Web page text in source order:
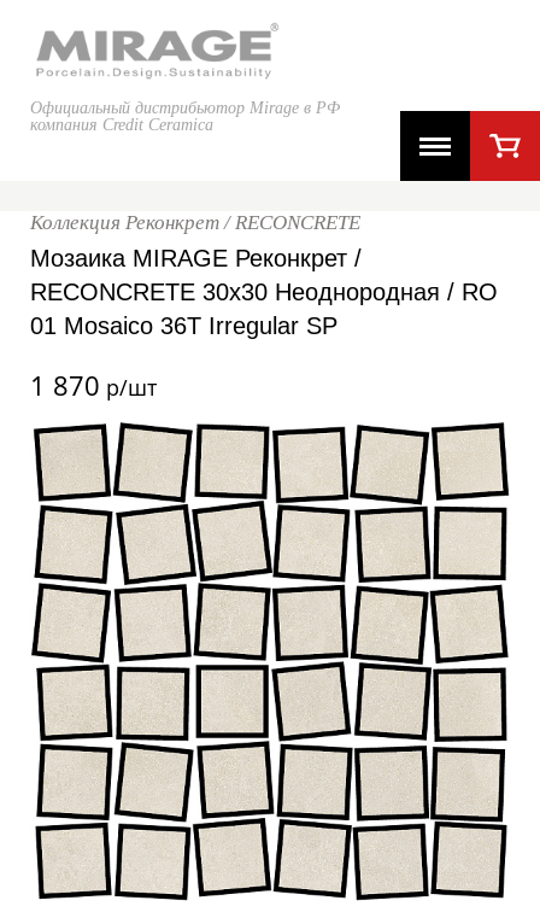
Официальный дистрибьютор Mirage в РФ
компания Credit Ceramica
Коллекция Реконкрет / RECONCRETE
Мозаика MIRAGE Реконкрет /
RECONCRETE 30x30 Неоднородная / RO
01 Mosaico 36T Irregular SP
1 870 р/шт